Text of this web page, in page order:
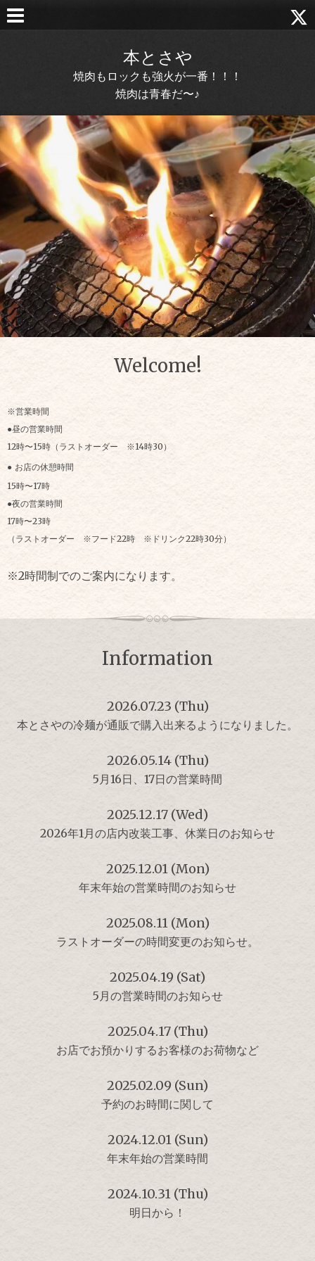
本とさや
焼肉もロックも強火が一番！！！
焼肉は青春だ〜♪
Welcome!
※営業時間
●昼の営業時間
12時〜15時（ラストオーダー ※14時30）
● お店の休憩時間
15時〜17時
●夜の営業時間
17時〜23時
（ラストオーダー ※フード22時 ※ドリンク22時30分）
※2時間制でのご案内になります。
Information
2026.07.23 (Thu)
本とさやの冷麺が通販で購入出来るようになりました。
2026.05.14 (Thu)
5月16日、17日の営業時間
2025.12.17 (Wed)
2026年1月の店内改装工事、休業日のお知らせ
2025.12.01 (Mon)
年末年始の営業時間のお知らせ
2025.08.11 (Mon)
ラストオーダーの時間変更のお知らせ。
2025.04.19 (Sat)
5月の営業時間のお知らせ
2025.04.17 (Thu)
お店でお預かりするお客様のお荷物など
2025.02.09 (Sun)
予約のお時間に関して
2024.12.01 (Sun)
年末年始の営業時間
2024.10.31 (Thu)
明日から！